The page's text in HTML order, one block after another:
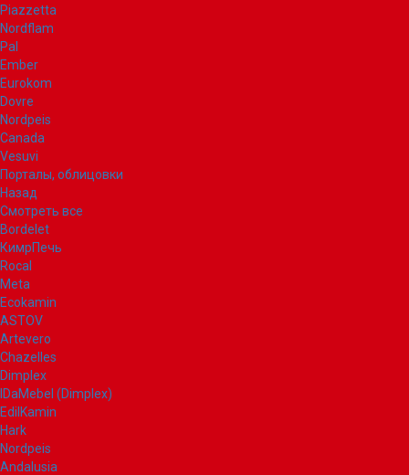
Piazzetta
Nordflam
Pal
Ember
Eurokom
Dovre
Nordpeis
Canada
Vesuvi
Порталы, облицовки
Назад
Смотреть все
Bordelet
КимрПечь
Rocal
Meta
Ecokamin
ASTOV
Artevero
Chazelles
Dimplex
IDaMebel (Dimplex)
EdilKamin
Hark
Nordpeis
Andalusia